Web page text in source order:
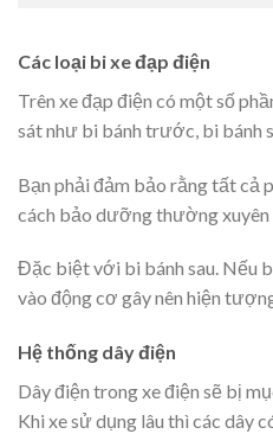
Các loại bi xe đạp điện
Trên xe đạp điện có một số
sát như bi bánh trước, bi bánh
Bạn phải đảm bảo rằng tất cả
cách bảo dưỡng thường xuyên
Đặc biệt với bi bánh sau. Nếu
vào động cơ gây nên hiện
Hệ thống dây điện
Dây điện trong xe điện sẽ bị
Khi xe sử dụng lâu thì các dây